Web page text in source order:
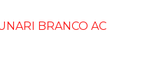
BRANCO AC